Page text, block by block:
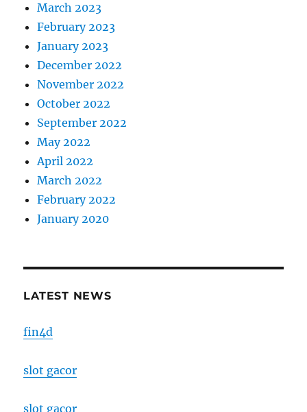
March 2023
February 2023
January 2023
December 2022
November 2022
October 2022
September 2022
May 2022
April 2022
March 2022
February 2022
January 2020
LATEST NEWS
fin4d
slot gacor
slot gacor